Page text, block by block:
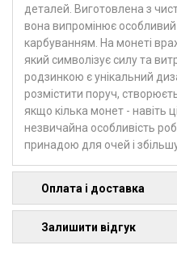
деталей. Виготовлена з
вона випромінює
карбуванням. На монеті
який символізує силу та
родзинкою є унікальний
розмістити поруч,
якщо кілька монет - навіть
незвичайна особливість
принадою для очей і
Оплата і доставка
Залишити відгук